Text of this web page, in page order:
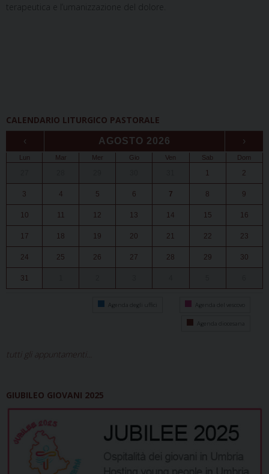
terapeutica e l’umanizzazione del dolore.
CALENDARIO LITURGICO PASTORALE
‹ AGOSTO 2026 ›
Lun Mar Mer Gio Ven Sab Dom
1 2
3 4 5 6 7 8 9
10 11 12 13 14 15 16
17 18 19 20 21 22 23
24 25 26 27 28 29 30
31
Agenda degli uffici Agenda del vescovo
Agenda diocesana
tutti gli appuntamenti...
GIUBILEO GIOVANI 2025